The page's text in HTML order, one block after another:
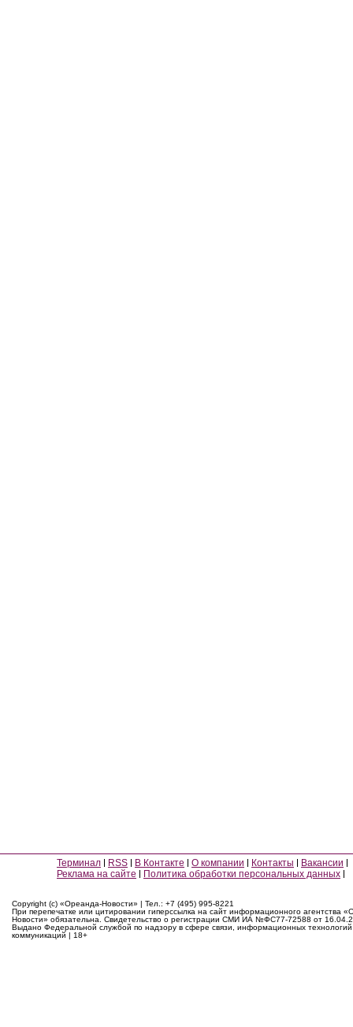
Терминал RSS В Контакте О компании Контакты
Вакансии
Реклама на сайте
Политика обработки персональных данных
Copyright (c) «Ореанда-Новости» | Тел.: +7 (495) 995-8221
При перепечатке или цитировании гиперссылка на сайт информационного агентства
Новости» обязательна. Свидетельство о регистрации СМИ ИА №ФС77-72588 от
Выдано Федеральной службой по надзору в сфере связи, информационных
коммуникаций | 18+